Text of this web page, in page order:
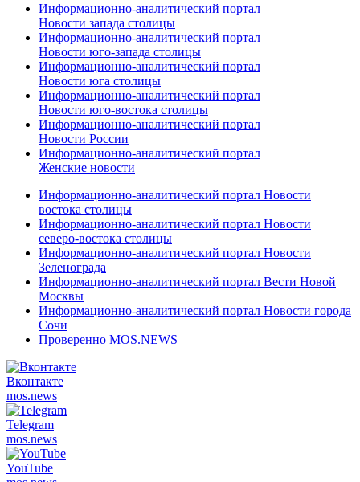
Информационно-аналитический портал
Новости запада столицы
Информационно-аналитический портал
Новости юго-запада столицы
Информационно-аналитический портал
Новости юга столицы
Информационно-аналитический портал
Новости юго-востока столицы
Информационно-аналитический портал
Новости России
Информационно-аналитический портал
Женские новости
Информационно-аналитический портал Новости
востока столицы
Информационно-аналитический портал Новости
северо-востока столицы
Информационно-аналитический портал Новости
Зеленограда
Информационно-аналитический портал Вести Новой
Москвы
Информационно-аналитический портал Новости города
Сочи
Проверенно MOS.NEWS
Вконтакте
mos.news
Telegram
mos.news
YouTube